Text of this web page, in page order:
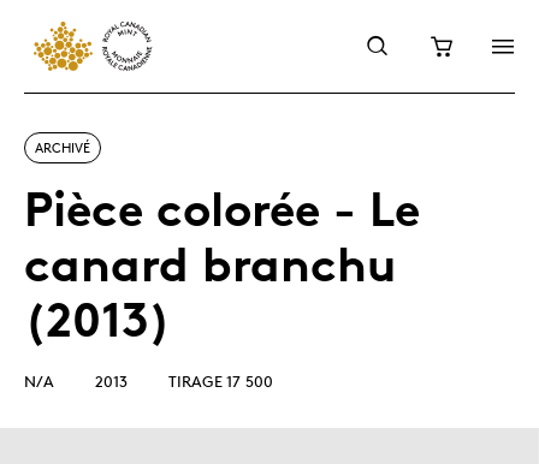
ARCHIVÉ
Pièce colorée - Le
canard branchu
(2013)
N/A 2013 TIRAGE 17 500